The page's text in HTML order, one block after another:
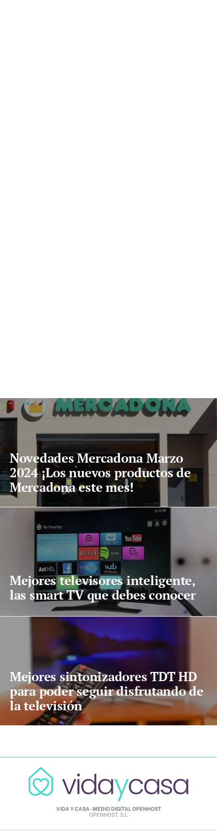
Novedades Mercadona Marzo
2024 ¡Los nuevos productos de
Mercadona este mes!
Mejores televisores inteligente,
las smart TV que debes conocer
Mejores sintonizadores TDT HD
para poder seguir disfrutando de
la televisión
VIDA Y CASA - MEDIO DIGITAL OPENHOST
OPENHOST, S.L.